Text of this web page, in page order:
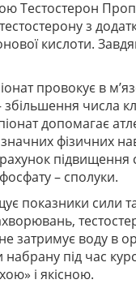
Тестостерон
з
кислоти.
провокує в
збільшення числа
допомагає
значних фізичних
підвищення
– сполуки.
показники сили
затримує воду в
під час
і якісною.